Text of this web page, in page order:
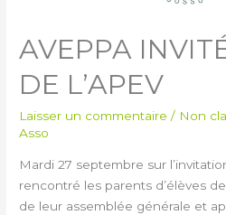
AVEPPA
DE L’APEV
Laisser un commentaire / Non
Asso
Mardi 27 septembre sur
rencontré les parents d’élèves
de leur assemblée générale et